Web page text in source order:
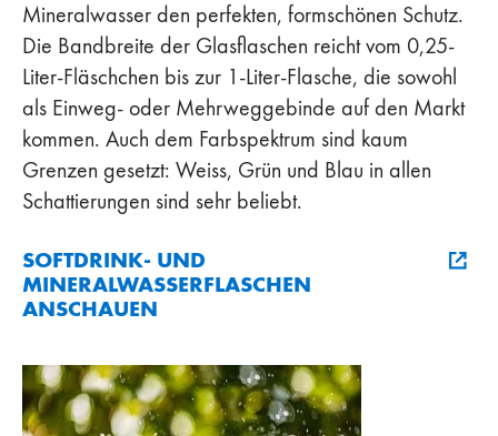
Mineralwasser den perfekten, formschönen Schutz.
Die Bandbreite der Glasflaschen reicht vom 0,25-
Liter-Fläschchen bis zur 1-Liter-Flasche, die sowohl
als Einweg- oder Mehrweggebinde auf den Markt
kommen. Auch dem Farbspektrum sind kaum
Grenzen gesetzt: Weiss, Grün und Blau in allen
Schattierungen sind sehr beliebt.
SOFTDRINK- UND
MINERALWASSERFLASCHEN
ANSCHAUEN